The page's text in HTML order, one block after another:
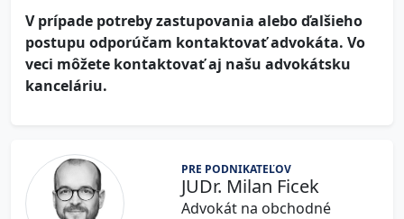
V prípade potreby zastupovania alebo ďalšieho
postupu odporúčam kontaktovať advokáta. Vo
veci môžete kontaktovať aj našu advokátsku
kanceláriu.
PRE PODNIKATEĽOV
JUDr. Milan Ficek
Advokát na obchodné